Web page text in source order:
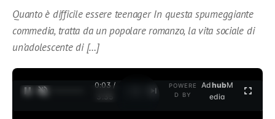
Quanto è difficile essere teenager In questa spumeggiante
commedia, tratta da un popolare romanzo, la vita sociale di
un’adolescente di […]
0:03 /
3:35
POWERE
D BY
AdhubM
edia